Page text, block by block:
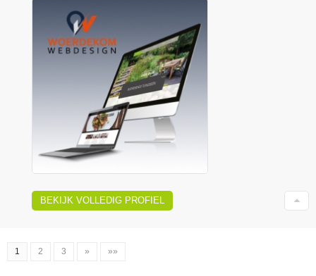
BEKIJK VOLLEDIG PROFIEL
1 2 3 » »»